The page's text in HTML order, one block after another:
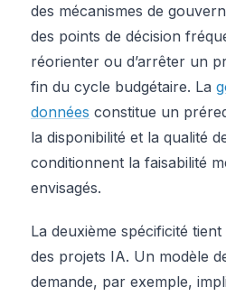
des mécanismes de
des points de décision
réorienter ou d’arrêter un
fin du cycle budgétaire. La
données constitue un
la disponibilité et la qualité
conditionnent la faisabilité
envisagés.
La deuxième spécificité
des projets IA. Un modèle
demande, par exemple,